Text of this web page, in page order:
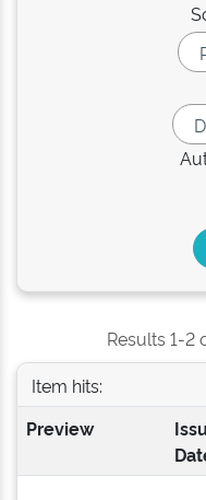
Results 1-2
Item hits:
Preview